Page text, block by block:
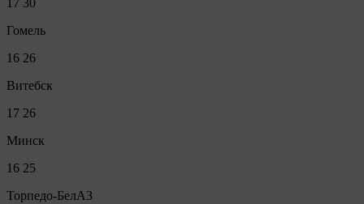
17 30
Гомель
16 26
Витебск
17 26
Минск
16 25
Торпедо-БелАЗ